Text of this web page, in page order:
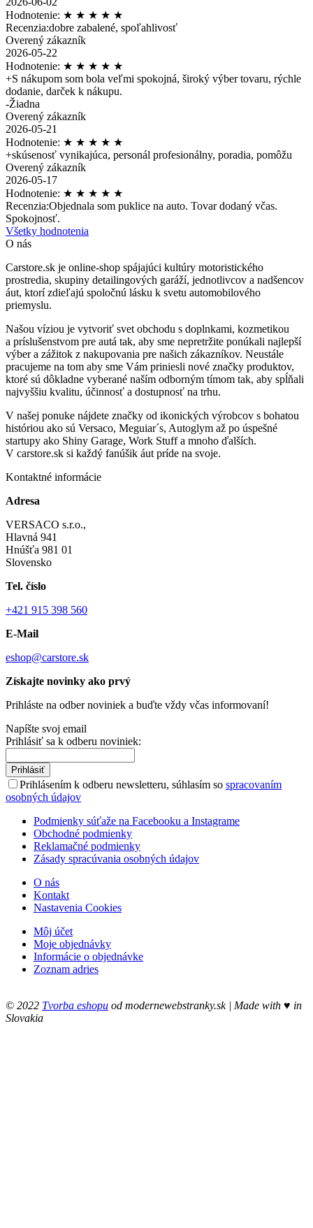
Hodnotenie: ★ ★ ★ ★ ★
Recenzia:dobre zabalené, spoľahlivosť
Overený zákazník
2026-05-22
Hodnotenie: ★ ★ ★ ★ ★
+S nákupom som bola veľmi spokojná, široký výber tovaru, rýchle
dodanie, darček k nákupu.
-Žiadna
Overený zákazník
2026-05-21
Hodnotenie: ★ ★ ★ ★ ★
+skúsenosť vynikajúca, personál profesionálny, poradia, pomôžu
Overený zákazník
2026-05-17
Hodnotenie: ★ ★ ★ ★ ★
Recenzia:Objednala som puklice na auto. Tovar dodaný včas.
Spokojnosť.
Všetky hodnotenia
O nás
Carstore.sk je online-shop spájajúci kultúry motoristického
prostredia, skupiny detailingových garáží, jednotlivcov a nadšencov
áut, ktorí zdieľajú spoločnú lásku k svetu automobilového
priemyslu.
Našou víziou je vytvoriť svet obchodu s doplnkami, kozmetikou
a príslušenstvom pre autá tak, aby sme nepretržite ponúkali najlepší
výber a zážitok z nakupovania pre našich zákazníkov. Neustále
pracujeme na tom aby sme Vám priniesli nové značky produktov,
ktoré sú dôkladne vyberané naším odborným tímom tak, aby spĺňali
najvyššiu kvalitu, účinnosť a dostupnosť na trhu.
V našej ponuke nájdete značky od ikonických výrobcov s bohatou
históriou ako sú Versaco, Meguiar´s, Autoglym až po úspešné
startupy ako Shiny Garage, Work Stuff a mnoho ďalších.
V carstore.sk si každý fanúšik áut príde na svoje.
Kontaktné informácie
Adresa
VERSACO s.r.o.,
Hlavná 941
Hnúšťa 981 01
Slovensko
Tel. číslo
+421 915 398 560
E-Mail
eshop@carstore.sk
Získajte novinky ako prvý
Prihláste na odber noviniek a buďte vždy včas informovaní!
Napíšte svoj email
Prihlásiť sa k odberu noviniek:
Prihlásiť
Prihlásením k odberu newsletteru, súhlasím so spracovaním
osobných údajov
Podmienky súťaže na Facebooku a Instagrame
Obchodné podmienky
Reklamačné podmienky
Zásady spracúvania osobných údajov
O nás
Kontakt
Nastavenia Cookies
Môj účet
Moje objednávky
Informácie o objednávke
Zoznam adries
© 2022 Tvorba eshopu od modernewebstranky.sk | Made with ♥ in
Slovakia